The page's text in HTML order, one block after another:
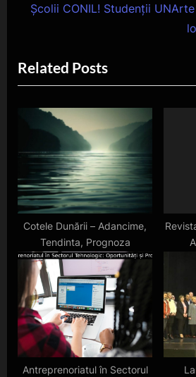
articole
v
u
s
:
P
o
Școlii CONIL! Studenții
Related Posts
Cotele Dunării – Adancime,
Tendinta, Prognoza
Antreprenoriatul în Sectorul